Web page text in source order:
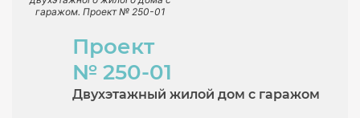
гаражом. Проект № 250-01
Проект
№ 250-01
Двухэтажный жилой дом с гаражом